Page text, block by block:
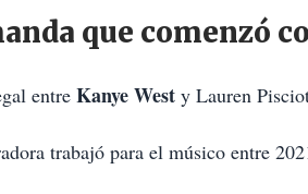
que comenzó
entre Kanye West y Lauren
trabajó para el músico entre